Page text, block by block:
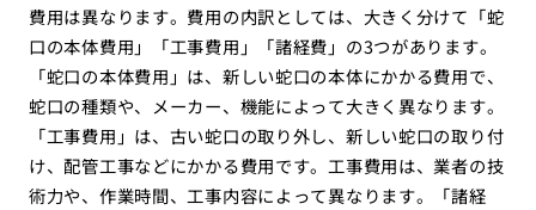
費用は異なります。費用の内訳としては、大きく分けて「蛇
口の本体費用」「工事費用」「諸経費」の3つがあります。
「蛇口の本体費用」は、新しい蛇口の本体にかかる費用で、
蛇口の種類や、メーカー、機能によって大きく異なります。
「工事費用」は、古い蛇口の取り外し、新しい蛇口の取り付
け、配管工事などにかかる費用です。工事費用は、業者の技
術力や、作業時間、工事内容によって異なります。「諸経